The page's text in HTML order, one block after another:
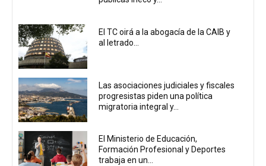
El TC oirá a la abogacía de la CAIB y
al letrado...
Las asociaciones judiciales y fiscales
progresistas piden una política
migratoria integral y...
El Ministerio de Educación,
Formación Profesional y Deportes
trabaja en un...